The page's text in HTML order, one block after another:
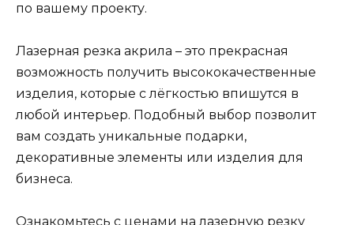
по вашему проекту.
Лазерная резка акрила – это прекрасная
возможность получить высококачественные
изделия, которые с лёгкостью впишутся в
любой интерьер. Подобный выбор позволит
вам создать уникальные подарки,
декоративные элементы или изделия для
бизнеса.
Ознакомьтесь с ценами на лазерную резку